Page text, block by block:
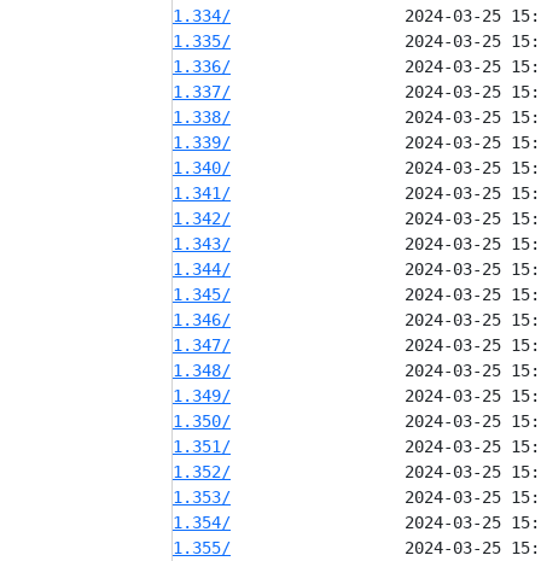
1.334/
1.335/
1.336/
1.337/
1.338/
1.339/
1.340/
1.341/
1.342/
1.343/
1.344/
1.345/
1.346/
1.347/
1.348/
1.349/
1.350/
1.351/
1.352/
1.353/
1.354/
1.355/